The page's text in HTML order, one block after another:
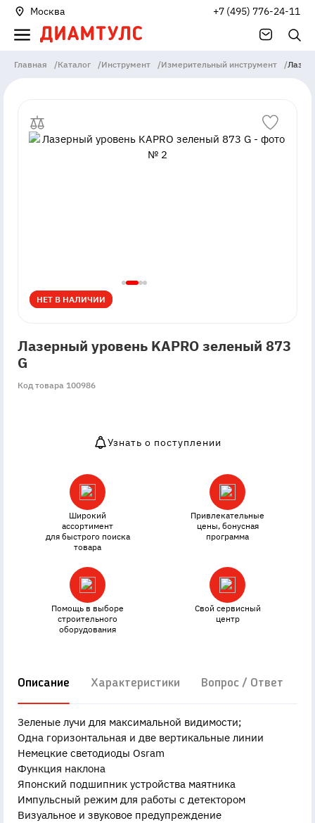
Москва +7 (495) 776-24-11
Главная /Каталог /Инструмент /Измерительный инструмент /
НЕТ В НАЛИЧИИ
НЕТ В НАЛИЧИИ
Лазерный уровень KAPRO зеленый 873
G
Код товара 100986
Узнать о поступлении
Широкий
ассортимент
для быстрого поиска
товара
Привлекательные
цены, бонусная
программа
Помощь в выборе
строительного
оборудования
Свой сервисный
центр
Описание Характеристики Вопрос / Ответ
Зеленые лучи для максимальной видимости;
Одна горизонтальная и две вертикальные линии
Немецкие светодиоды Osram
Функция наклона
Японский подшипник устройства маятника
Импульсный режим для работы с детектором
Визуальное и звуковое предупреждение